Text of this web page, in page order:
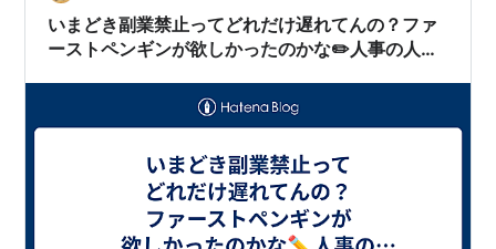
いまどき副業禁止ってどれだけ遅れてんの？ファ
ーストペンギンが欲しかったのかな✏️人事の人見
ｂｅｒを救え ＃０３